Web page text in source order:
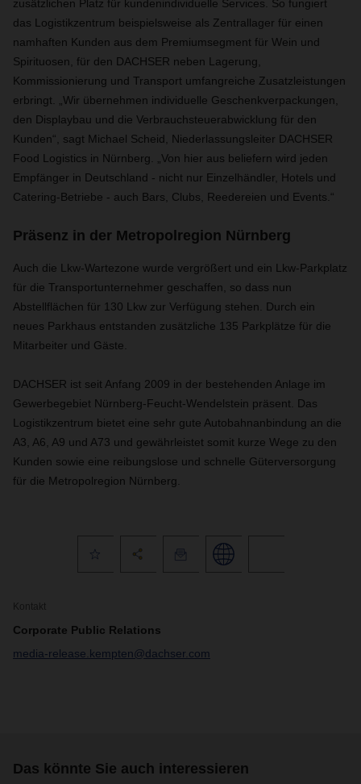
zusätzlichen Platz für kundenindividuelle Services. So fungiert
das Logistikzentrum beispielsweise als Zentrallager für einen
namhaften Kunden aus dem Premiumsegment für Wein und
Spirituosen , für den DACHSER neben Lagerung,
Kommissionierung und Transport umfangreiche Zusatzleistungen
erbringt. „Wir übernehmen individuelle Geschenkverpackungen,
den Displaybau und die Verbrauchsteuerabwicklung für den
Kunden“, sagt Michael Scheid, Niederlassungsleiter DACHSER
Food Logistics in Nürnberg.
„Von hier aus beliefern wird jeden
Empfänger in Deutschland - nicht nur Einzelhändler, Hotels und
Catering-Betriebe - auch Bars, Clubs, Reedereien und Events.“
Präsenz in der Metropolregion Nürnberg
Auch die Lkw-Wartezone wurde vergrößert und ein Lkw-Parkplatz
für die Transportunternehmer geschaffen, so dass nun
Abstellflächen für 130 Lkw zur Verfügung stehen. Durch ein
neues Parkhaus entstanden zusätzliche 135 Parkplätze für die
Mitarbeiter und Gäste.
DACHSER ist seit Anfang 2009 in der bestehenden Anlage im
Gewerbegebiet Nürnberg-Feucht-Wendelstein präsent. Das
Logistikzentrum bietet eine sehr gute Autobahnanbindung an die
A3, A6, A9 und A73 und gewährleistet somit kurze Wege zu den
Kunden sowie eine reibungslose und schnelle Güterversorgung
für die Metropolregion Nürnberg.
Kontakt
Corporate Public Relations
media-release.kempten@dachser.com
Das könnte Sie auch interessieren